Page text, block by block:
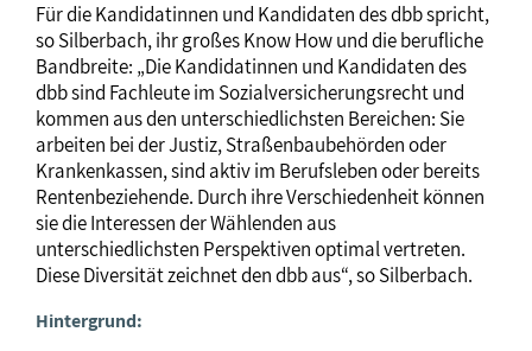
Für die Kandidatinnen und Kandidaten des dbb spricht,
so Silberbach, ihr großes Know How und die berufliche
Bandbreite: „Die Kandidatinnen und Kandidaten des
dbb sind Fachleute im Sozialversicherungsrecht und
kommen aus den unterschiedlichsten Bereichen: Sie
arbeiten bei der Justiz, Straßenbaubehörden oder
Krankenkassen, sind aktiv im Berufsleben oder bereits
Rentenbeziehende. Durch ihre Verschiedenheit können
sie die Interessen der Wählenden aus
unterschiedlichsten Perspektiven optimal vertreten.
Diese Diversität zeichnet den dbb aus“, so Silberbach.
Hintergrund: